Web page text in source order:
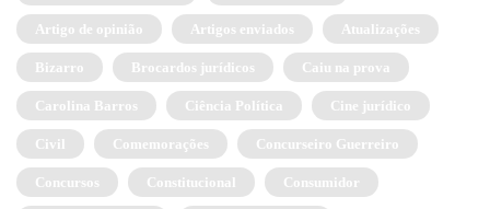
Artigo de opinião Artigos enviados Atualizações
Bizarro Brocardos jurídicos Caiu na prova
Carolina Barros Ciência Política Cine jurídico
Civil Comemorações Concurseiro Guerreiro
Concursos Constitucional Consumidor